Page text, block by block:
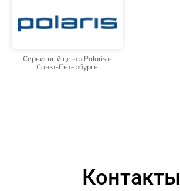
Сервисный центр Polaris в
Санкт-Петербурге
Контакты